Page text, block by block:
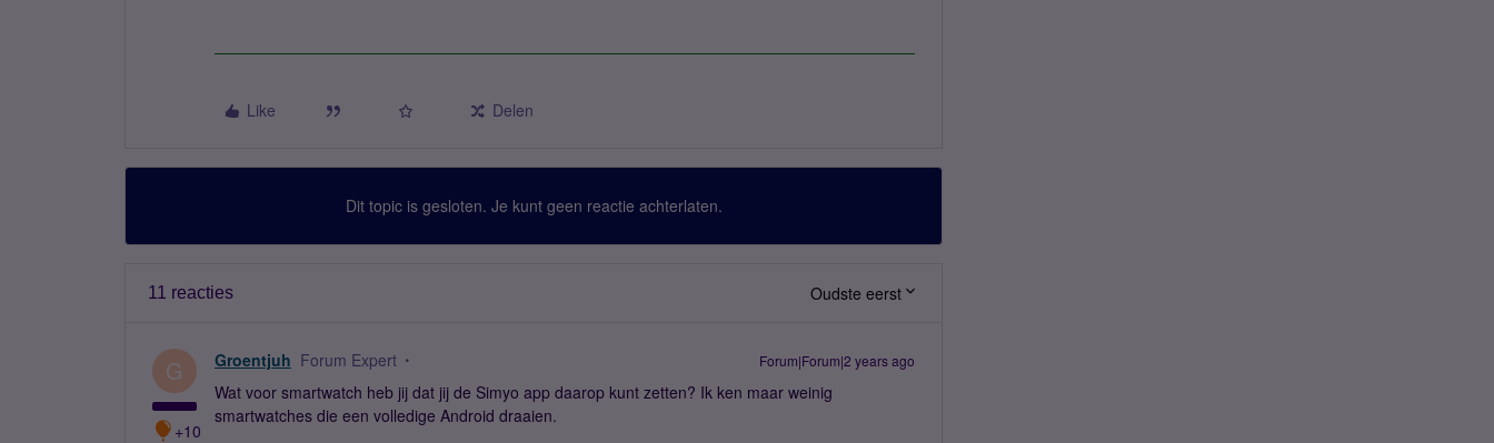
Like Delen
Dit topic is gesloten. Je kunt geen reactie achterlaten.
11 reacties Oudste eerst
G
+10
Groentjuh Forum Expert Forum|Forum|2 years ago
Wat voor smartwatch heb jij dat jij de Simyo app daarop kunt zetten? Ik ken maar weinig
smartwatches die een volledige Android draaien.